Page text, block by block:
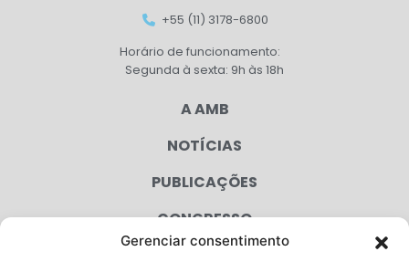
Gerenciar consentimento
+55 (11) 3178-6800
Horário de funcionamento:
Segunda à sexta: 9h às 18h
A AMB
NOTÍCIAS
PUBLICAÇÕES
CONGRESSO